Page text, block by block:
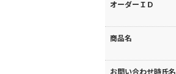
オーダーＩＤ
商品名
お問い合わせ時氏名